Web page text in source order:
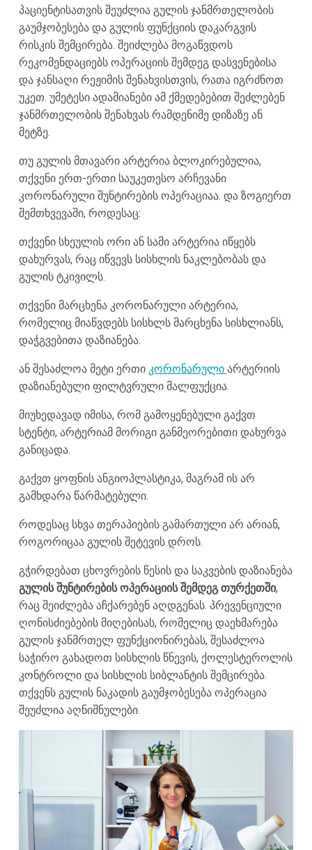
პაციენტისათვის შეუძლია გულის ჯანმრთელობის
გაუმჯობესება და გულის ფუნქციის დაკარგვის
რისკის შემცირება. შეიძლება მოგაწვდოს
რეკომენდაციებს ოპერაციის შემდეგ დასვენებისა
და ჯანსაღი რეჟიმის შენახვისთვის, რათა იგრძნოთ
უკეთ. უმეტესი ადამიანები ამ ქმედებებით შეძლებენ
ჯანმრთელობის შენახვას რამდენიმე დიზაზე ან
მეტზე.
თუ გულის მთავარი არტერია ბლოკირებულია,
თქვენი ერთ-ერთი საუკეთესო არჩევანი
კორონარული შუნტირების ოპერაციაა. და ზოგიერთ
შემთხვევაში, როდესაც:
თქვენი სხეულის ორი ან სამი არტერია იწყებს
დახურვას, რაც იწვევს სისხლის ნაკლებობას და
გულის ტკივილს.
თქვენი მარცხენა კორონარული არტერია,
რომელიც მიაწვდებს სისხლს მარცხენა სისხლიანს,
დაჭგვებითა დაზიანება.
ან შესაძლოა მეტი ერთი კორონარული არტერიის
დაზიანებული ფილტვრული მალფუქცია.
მიუხედავად იმისა, რომ გამოყენებული გაქვთ
სტენტი, არტერიამ მორიგი განმეორებითი დახურვა
განიცადა.
გაქვთ ყოფნის ანგიოპლასტიკა, მაგრამ ის არ
გამხდარა წარმატებული.
როდესაც სხვა თერაპიების გამართული არ არიან,
როგორიცაა გულის შეტევის დროს.
გჭირდებათ ცხოვრების წესის და საკვების დაზიანება
გულის შუნტირების ოპერაციის შემდეგ თურქეთში,
რაც შეიძლება აჩქარებენ აღდგენას. პრევენციული
ღონისძიებების მიღებისას, რომელიც დაეხმარება
გულის ჯანმრთელ ფუნქციონირებას, შესაძლოა
საჭირო გახადოთ სისხლის წნევის, ქოლესტეროლის
კონტროლი და სისხლის სიბლანტის შემცირება.
თქვენს გულის ნაკადის გაუმჯობესება ოპერაცია
შეუძლია აღნიშნულები.